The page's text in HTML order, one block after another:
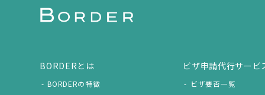
BORDERとは
BORDERの特徴
ビザ申請代行サービ
ビザ要否一覧